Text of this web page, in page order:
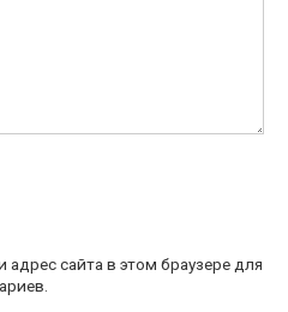
сайта в этом браузере для